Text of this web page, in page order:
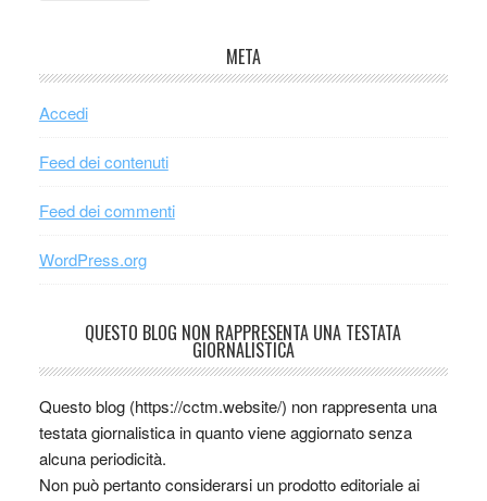
META
Accedi
Feed dei contenuti
Feed dei commenti
WordPress.org
QUESTO BLOG NON RAPPRESENTA UNA TESTATA
GIORNALISTICA
Questo blog (https://cctm.website/) non rappresenta una
testata giornalistica in quanto viene aggiornato senza
alcuna periodicità.
Non può pertanto considerarsi un prodotto editoriale ai